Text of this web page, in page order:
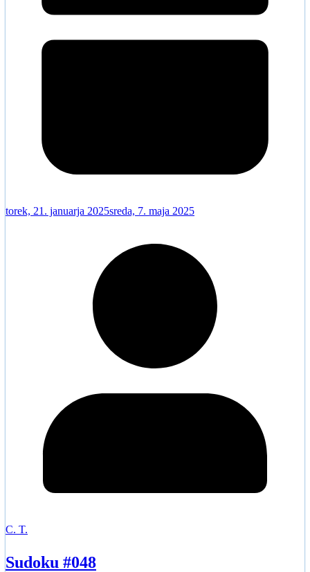
torek, 21. januarja 2025sreda, 7. maja 2025
C. T.
Sudoku #048